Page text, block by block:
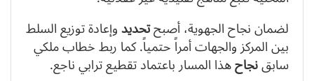
لضمان نجاح الجهوية، أصبحتحديدوإعادة توزيع السلط
بين المركز والجهات أمراً حتمياً. كما ربط خطاب ملكي
سابقنجاحهذا المسار باعتماد تقطيع ترابي ناجع.